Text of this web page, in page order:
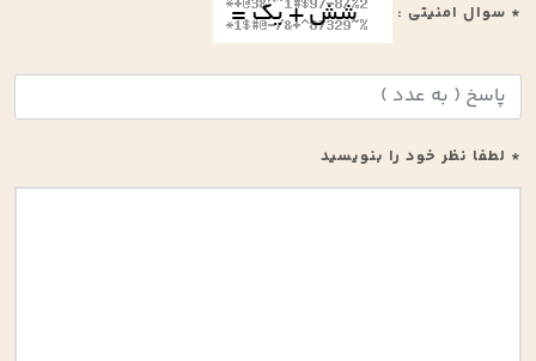
* سوال امنیتی :
* لطفا نظر خود را بنویسید